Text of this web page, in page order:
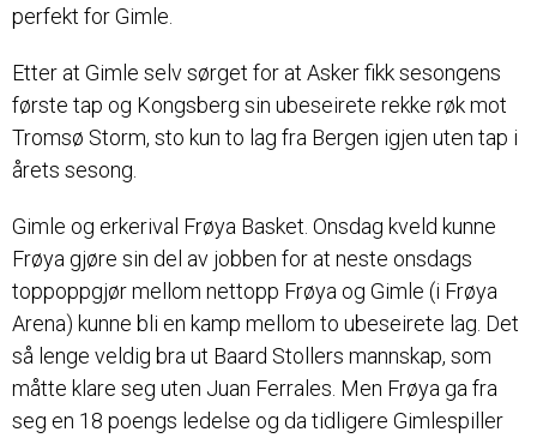
perfekt for Gimle.
Etter at Gimle selv sørget for at Asker fikk sesongens
første tap og Kongsberg sin ubeseirete rekke røk mot
Tromsø Storm, sto kun to lag fra Bergen igjen uten tap i
årets sesong.
Gimle og erkerival Frøya Basket. Onsdag kveld kunne
Frøya gjøre sin del av jobben for at neste onsdags
toppoppgjør mellom nettopp Frøya og Gimle (i Frøya
Arena) kunne bli en kamp mellom to ubeseirete lag. Det
så lenge veldig bra ut Baard Stollers mannskap, som
måtte klare seg uten Juan Ferrales. Men Frøya ga fra
seg en 18 poengs ledelse og da tidligere Gimlespiller